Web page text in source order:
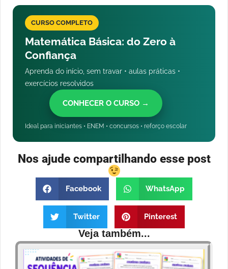
CURSO COMPLETO
Matemática Básica: do Zero à
Confiança
Aprenda do início, sem travar • aulas práticas •
exercícios resolvidos
CONHECER O CURSO →
Ideal para iniciantes • ENEM • concursos • reforço escolar
Nos ajude compartilhando esse post
Facebook WhatsApp
Twitter Pinterest
Veja também...